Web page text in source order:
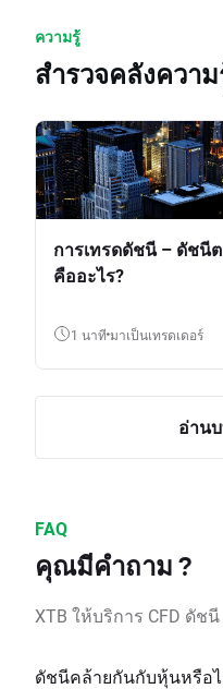
ความรู้
สำรวจคลังควา
การเทรดดัชนี – ดัชนี
คืออะไร?
1 นาที มาเป็นเทรดเดอร์
อ่าน
FAQ
คุณมีคำถาม ?
XTB ให้บริการ CFD ดัชนี
ดัชนีคล้ายกันกับหุ้นหรือ